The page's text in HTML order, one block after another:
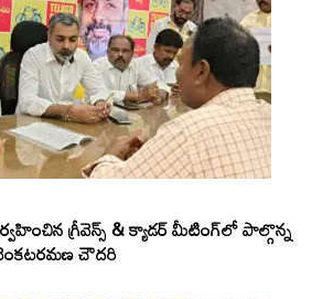
గ్రీవెన్స్ & క్యాడర్ మీటింగ్‌లో పాల్గొన్న
వెంకటరమణ చౌదరి